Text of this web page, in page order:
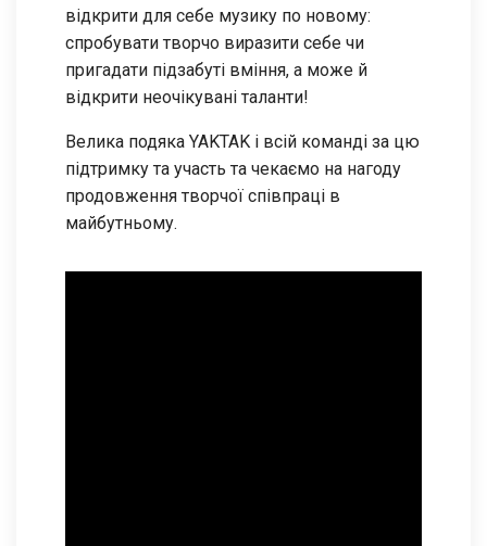
відкрити для себе музику по новому:
спробувати творчо виразити себе чи
пригадати підзабуті вміння, а може й
відкрити неочікувані таланти!
Велика подяка YAKTAK і всій команді за цю
підтримку та участь та чекаємо на нагоду
продовження творчої співпраці в
майбутньому.